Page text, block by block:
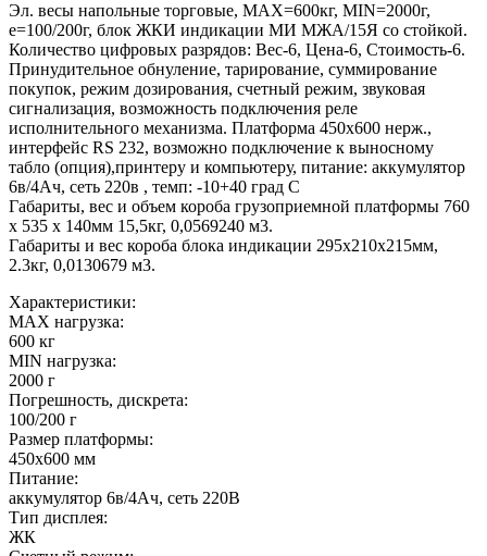
Эл. весы напольные торговые, МАХ=600кг, MIN=2000г,
e=100/200г, блок ЖКИ индикации МИ МЖА/15Я со стойкой.
Количество цифровых разрядов: Вес-6, Цена-6, Стоимость-6.
Принудительное обнуление, тарирование, суммирование
покупок, режим дозирования, счетный режим, звуковая
сигнализация, возможность подключения реле
исполнительного механизма. Платформа 450х600 нерж.,
интерфейс RS 232, возможно подключение к выносному
табло (опция),принтеру и компьютеру, питание: аккумулятор
6в/4Ач, сеть 220в , темп: -10+40 град С
Габариты, вес и объем короба грузоприемной платформы 760
х 535 х 140мм 15,5кг, 0,0569240 м3.
Габариты и вес короба блока индикации 295х210х215мм,
2.3кг, 0,0130679 м3.
Характеристики:
MAX нагрузка:
600 кг
MIN нагрузка:
2000 г
Погрешность, дискрета:
100/200 г
Размер платформы:
450х600 мм
Питание:
аккумулятор 6в/4Ач, сеть 220В
Тип дисплея:
ЖК